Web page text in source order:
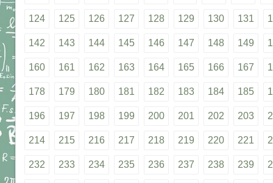
124 125 126 127 128 129 130 131
142 143 144 145 146 147 148 149
160 161 162 163 164 165 166 167
178 179 180 181 182 183 184 185
196 197 198 199 200 201 202 203
214 215 216 217 218 219 220 221
232 233 234 235 236 237 238 239